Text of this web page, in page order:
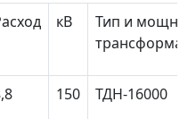
кВ
Тип и
150
ТДН-16000